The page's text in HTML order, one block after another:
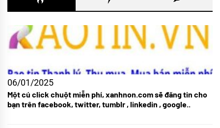
06/01/2025
Một cú click chuột miễn phí, xanhnon.com sẽ đăng tin cho
bạn trên facebook, twitter, tumblr , linkedin , google..